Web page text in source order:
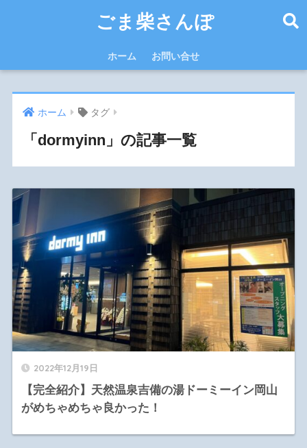
ごま柴さんぽ
ホーム お問い合せ
ホーム タグ
「dormyinn」の記事一覧
2022年12月19日
【完全紹介】天然温泉吉備の湯ドーミーイン岡山
がめちゃめちゃ良かった！